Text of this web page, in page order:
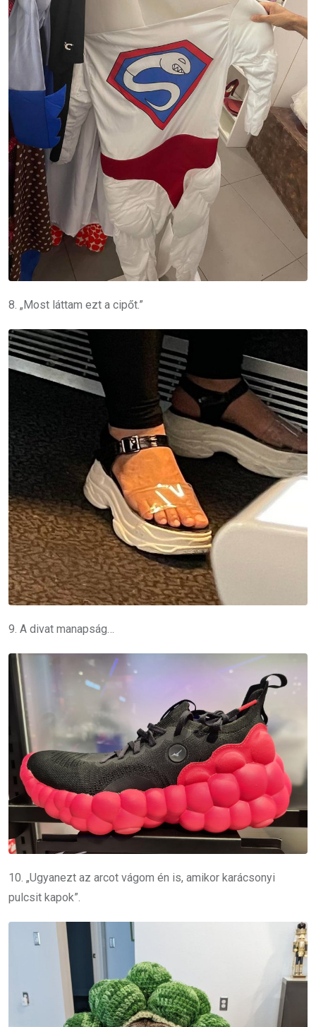
8. „Most láttam ezt a cipőt.”
9. A divat manapság…
10. „Ugyanezt az arcot vágom én is, amikor karácsonyi
pulcsit kapok”.